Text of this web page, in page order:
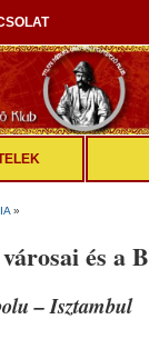
»
és a
– Isztambul